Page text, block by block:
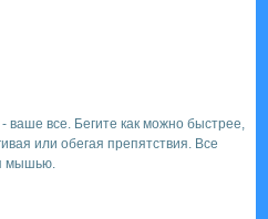
ваше все. Бегите как можно быстрее,
или обегая препятствия. Все
мышью.